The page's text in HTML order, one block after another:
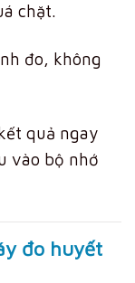
chặt.
đo, không
quả ngay
vào bộ nhớ
đo huyết